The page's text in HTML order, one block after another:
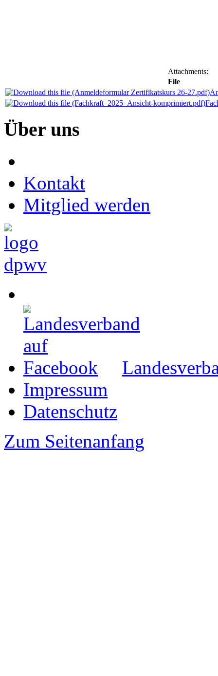
Attachments:
File
Über uns
Kontakt
Mitglied werden
Impressum
Datenschutz
Zum Seitenanfang